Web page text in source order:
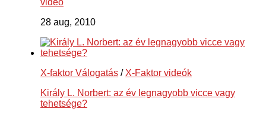
videó
28 aug, 2010
X-faktor Válogatás / X-Faktor videók
Király L. Norbert: az év legnagyobb vicce vagy
tehetsége?